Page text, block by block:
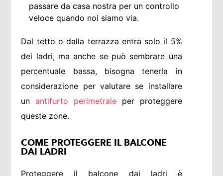
passare da casa nostra per un controllo
veloce quando noi siamo via.
Dal tetto o dalla terrazza entra solo il 5%
dei ladri, ma anche se può sembrare una
percentuale bassa, bisogna tenerla in
considerazione per valutare se installare
unantifurto perimetrale per proteggere
queste zone.
COME PROTEGGERE IL BALCONE
DAI LADRI
Proteggere il balcone dai ladri è